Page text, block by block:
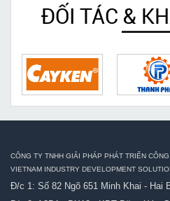
ĐỐI TÁC &
CÔNG TY TNHH GIẢI PHÁP PHÁT TRIỂN
VIETNAM INDUSTRY DEVELOPMENT
Đ/c 1: Số 82 Ngõ 651 Minh Khai - Hai